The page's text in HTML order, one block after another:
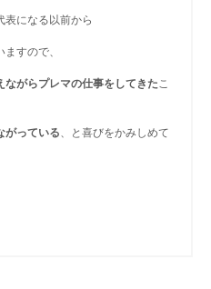
表になる以前から
すので、
ながらプレマの仕事をしてきたこ
がっている、と喜びをかみしめて